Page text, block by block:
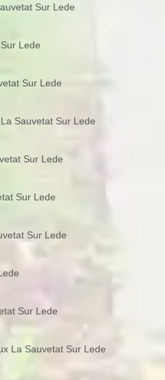
Sur Lede
Lede
Sur Lede
Sauvetat Sur Lede
Sur Lede
Sur Lede
Sur Lede
Sur Lede
La Sauvetat Sur Lede